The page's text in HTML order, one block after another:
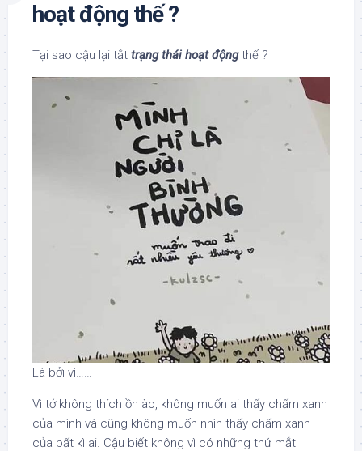
hoạt động thế ?
Tại sao cậu lại tắt trạng thái hoạt độngthế ?
Là bởi vì……
Vì tớ không thích ồn ào, không muốn ai thấy chấm xanh
của mình và cũng không muốn nhìn thấy chấm xanh
của bất kì ai. Cậu biết không vì có những thứ mắt